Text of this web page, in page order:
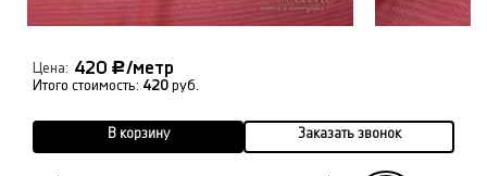
Цена: 420 Р/метр
Итого стоимость: 420 руб.
В корзину Заказать звонок